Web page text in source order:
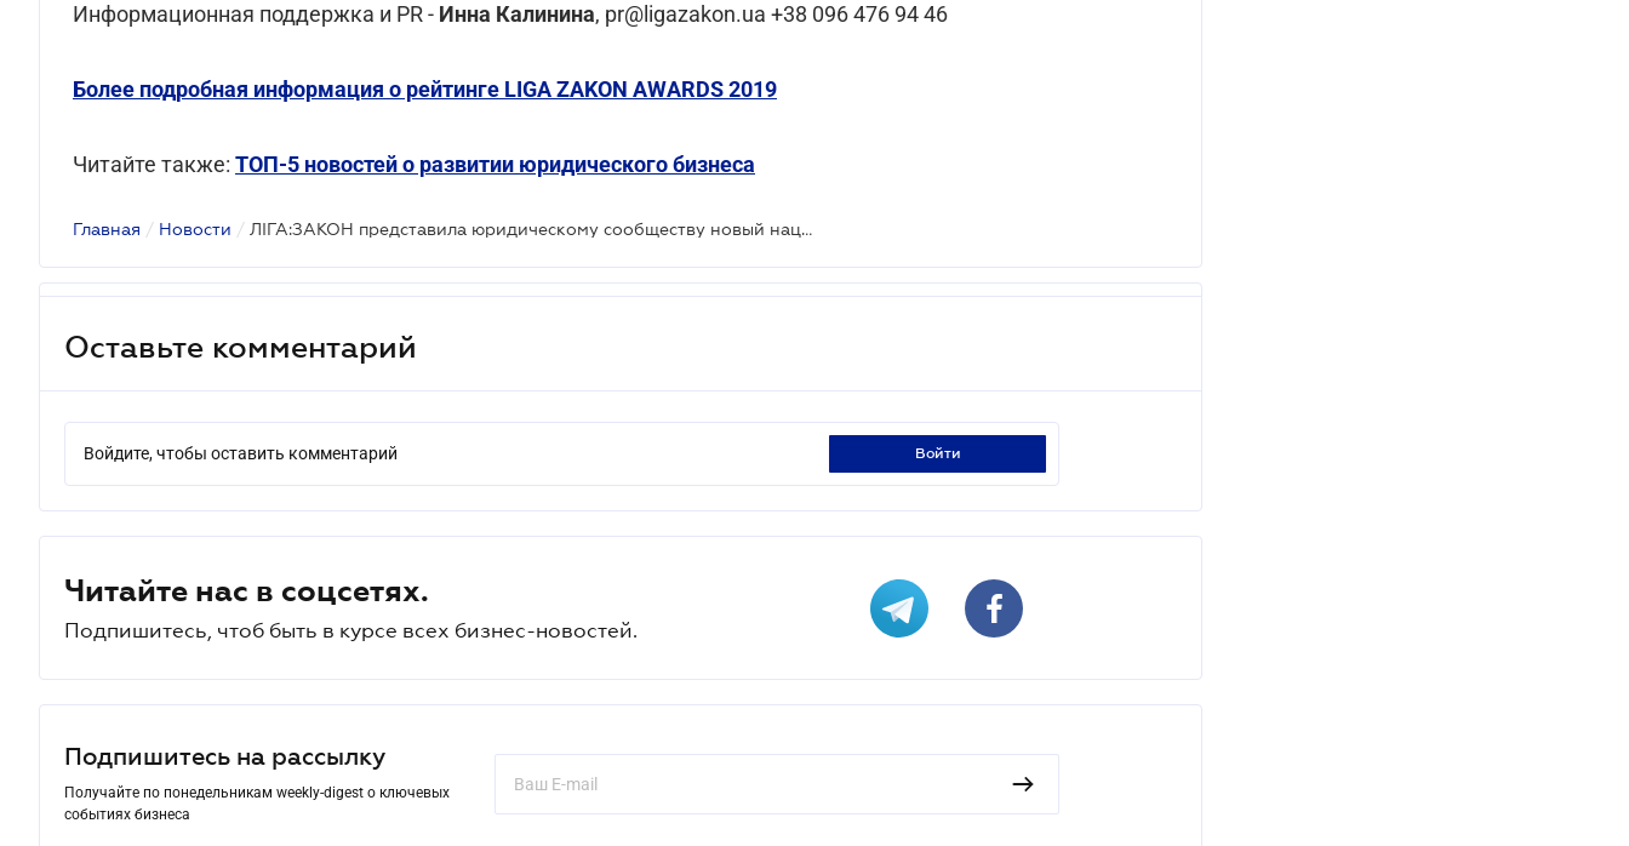
Информационная поддержка и PR - Инна Калинина, pr@ligazakon.ua +38 096 476 94 46
Более подробная информация о рейтинге LIGA ZAKON AWARDS 2019
Читайте также: ТОП-5 новостей о развитии юридического бизнеса
Главная / Новости / ЛІГА:ЗАКОН представила юридическому сообществу новый национальный рейтинг юридического рынка Украины
Оставьте комментарий
Войдите, чтобы оставить комментарий войти
Читайте нас в соцсетях.
Подпишитесь, чтоб быть в курсе всех бизнес-новостей.
Подпишитесь на рассылку
Получайте по понедельникам weekly-digest о ключевых
событиях бизнеса